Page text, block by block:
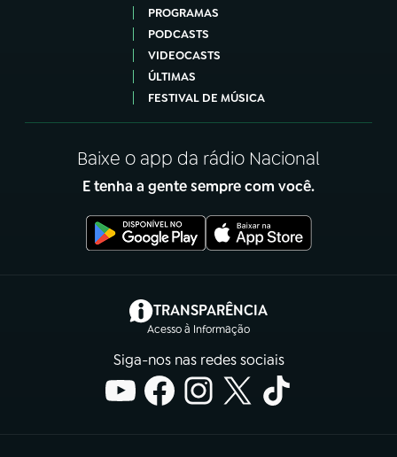
PROGRAMAS
PODCASTS
VIDEOCASTS
ÚLTIMAS
FESTIVAL DE MÚSICA
Baixe o app da rádio Nacional
E tenha a gente sempre com você.
TRANSPARÊNCIA
Acesso à Informação
(abre em nova aba)
Siga-nos nas redes sociais